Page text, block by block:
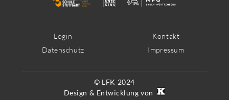
Footer
Login
Kontakt
Datenschutz
Impressum
© LFK 2024
Design & Entwicklung von